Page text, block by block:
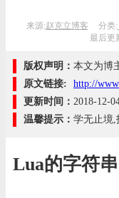
来源:赵克立博客 分类:
最后更
版权声明： 本文为博
原文链接:
http://
更新时间： 2018-12-
温馨提示： 学无止境,
Lua的字符